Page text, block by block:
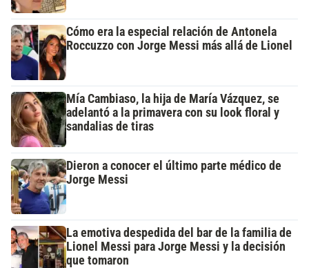
Cómo era la especial relación de Antonela
Roccuzzo con Jorge Messi más allá de Lionel
Mía Cambiaso, la hija de María Vázquez, se
adelantó a la primavera con su look floral y
sandalias de tiras
Dieron a conocer el último parte médico de
Jorge Messi
La emotiva despedida del bar de la familia de
Lionel Messi para Jorge Messi y la decisión
que tomaron